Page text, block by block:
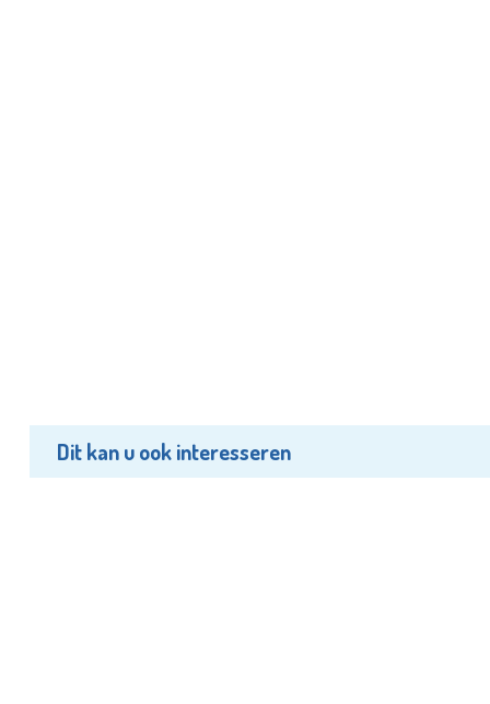
Dit kan u ook interesseren